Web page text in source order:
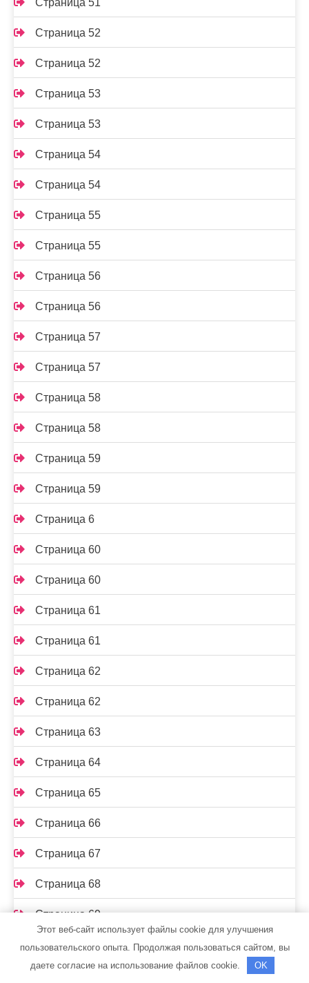
Страница 51
Страница 52
Страница 52
Страница 53
Страница 53
Страница 54
Страница 54
Страница 55
Страница 55
Страница 56
Страница 56
Страница 57
Страница 57
Страница 58
Страница 58
Страница 59
Страница 59
Страница 6
Страница 60
Страница 60
Страница 61
Страница 61
Страница 62
Страница 62
Страница 63
Страница 64
Страница 65
Страница 66
Страница 67
Страница 68
Страница 69
Страница 7
Этот веб-сайт использует файлы cookie для улучшения
пользовательского опыта. Продолжая пользоваться сайтом, вы
даете согласие на использование файлов cookie.
OK